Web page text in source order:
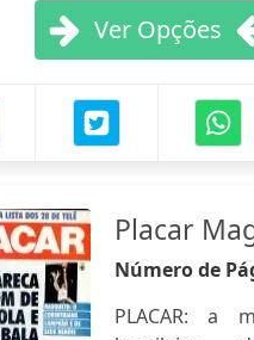
Ver Opções
Placar
Número de
PLACAR: a